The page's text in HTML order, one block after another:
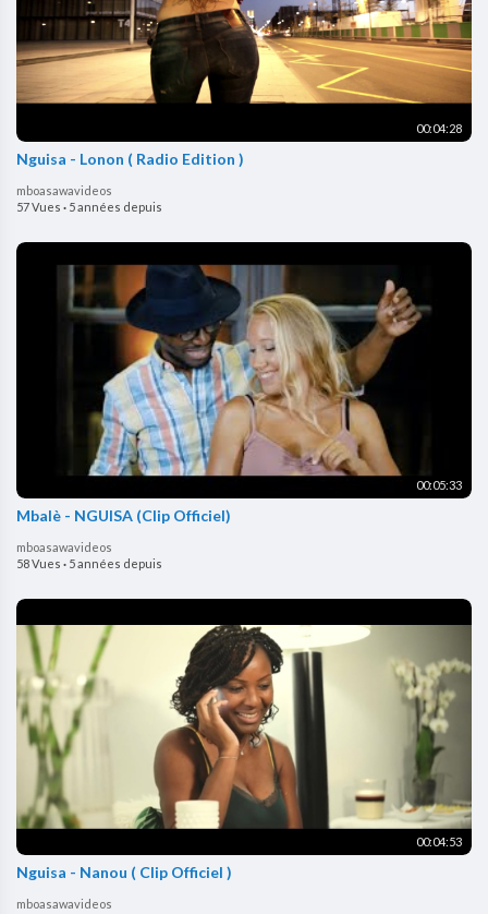
00:04:28
Nguisa - Lonon ( Radio Edition )
mboasawavideos
57 Vues · 5 années depuis
00:05:33
Mbalè - NGUISA (Clip Officiel)
mboasawavideos
58 Vues · 5 années depuis
00:04:53
Nguisa - Nanou ( Clip Officiel )
mboasawavideos